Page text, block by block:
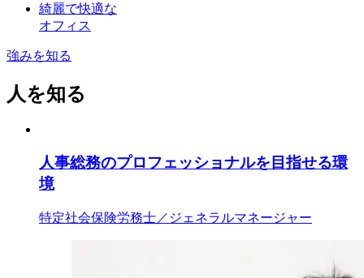
綺麗で快適な
オフィス
強みを知る
人を知る
人事総務のプロフェッショナルを目指せる環
境
特定社会保険労務士／ジェネラルマネージャー